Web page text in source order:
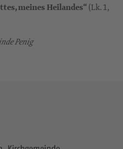
meines Heilandes“ (Lk. 1,
Penig